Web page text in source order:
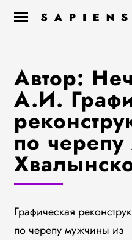
Автор:
А.И.
по
Графическая
по черепу мужчины из